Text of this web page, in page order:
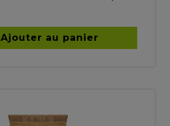
Ajouter au panier